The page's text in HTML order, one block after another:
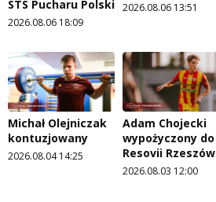
STS Pucharu Polski
2026.08.06 18:09
2026.08.06 13:51
Michał Olejniczak
kontuzjowany
2026.08.04 14:25
Adam Chojecki
wypożyczony do
Resovii Rzeszów
2026.08.03 12:00